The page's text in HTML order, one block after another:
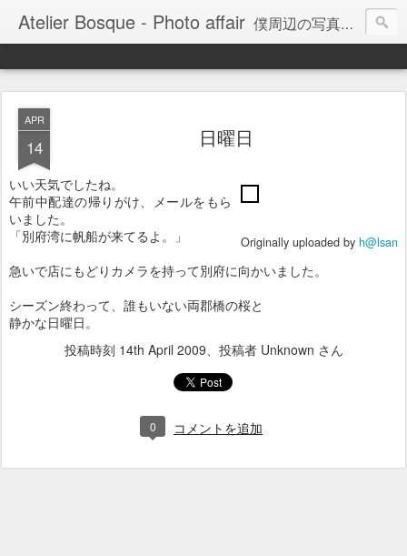
Atelier Bosque - Photo affair 僕周辺の写真にまつわる話題、写真を通して感じるコトをまとめてみようかと。。。
APR
14 日曜日
Originally uploaded by h@lsan
いい天気でしたね。
午前中配達の帰りがけ、メールをもら
いました。
「別府湾に帆船が来てるよ。」
急いで店にもどりカメラを持って別府に向かいました。
シーズン終わって、誰もいない両郡橋の桜と
静かな日曜日。
投稿時刻 14th April 2009、投稿者 Unknown さん
0 コメントを追加